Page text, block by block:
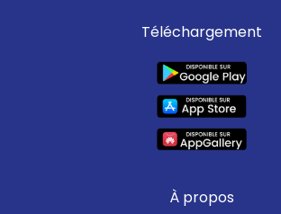
Téléchargement
À propos